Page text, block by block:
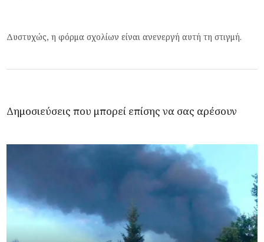
Δυστυχώς, η φόρμα σχολίων είναι ανενεργή αυτή τη στιγμή.
Δημοσιεύσεις που μπορεί επίσης να σας αρέσουν